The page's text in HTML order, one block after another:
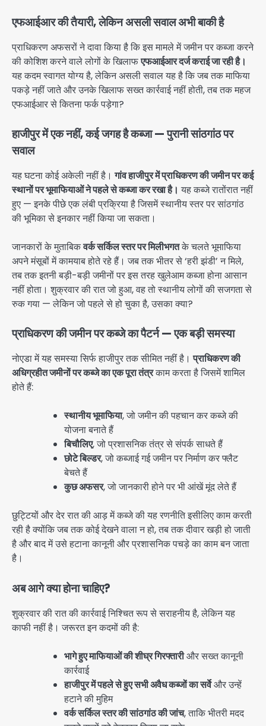
एफआईआर की तैयारी, लेकिन असली सवाल अभी बाकी है
प्राधिकरण अफसरों ने दावा किया है कि इस मामले में जमीन पर कब्जा करने
की कोशिश करने वाले लोगों के खिलाफएफआईआर दर्ज कराई जा रही है।
यह कदम स्वागत योग्य है, लेकिन असली सवाल यह है कि जब तक माफिया
पकड़े नहीं जाते और उनके खिलाफ सख्त कार्रवाई नहीं होती, तब तक महज
एफआईआर से कितना फर्क पड़ेगा?
हाजीपुर में एक नहीं, कई जगह है कब्जा — पुरानी सांठगांठ पर
सवाल
यह घटना कोई अकेली नहीं है।गांव हाजीपुर में प्राधिकरण की जमीन पर कई
स्थानों पर भूमाफियाओं ने पहले से कब्जा कर रखा है। यह कब्जे रातोंरात नहीं
हुए — इनके पीछे एक लंबी प्रक्रिया है जिसमें स्थानीय स्तर पर सांठगांठ
की भूमिका से इनकार नहीं किया जा सकता।
जानकारों के मुताबिकवर्क सर्किल स्तर पर मिलीभगतके चलते भूमाफिया
अपने मंसूबों में कामयाब होते रहे हैं। जब तक भीतर से ‘हरी झंडी’ न मिले,
तब तक इतनी बड़ी-बड़ी जमीनों पर इस तरह खुलेआम कब्जा होना आसान
नहीं होता। शुक्रवार की रात जो हुआ, वह तो स्थानीय लोगों की सजगता से
रुक गया — लेकिन जो पहले से हो चुका है, उसका क्या?
प्राधिकरण की जमीन पर कब्जे का पैटर्न — एक बड़ी समस्या
नोएडा में यह समस्या सिर्फ हाजीपुर तक सीमित नहीं है।प्राधिकरण की
अधिग्रहीत जमीनों पर कब्जे का एक पूरा तंत्रकाम करता है जिसमें शामिल
होते हैं:
स्थानीय भूमाफिया, जो जमीन की पहचान कर कब्जे की
योजना बनाते हैं
बिचौलिए, जो प्रशासनिक तंत्र से संपर्क साधते हैं
छोटे बिल्डर, जो कब्जाई गई जमीन पर निर्माण कर फ्लैट
बेचते हैं
कुछ अफसर, जो जानकारी होने पर भी आंखें मूंद लेते हैं
छुट्टियों और देर रात की आड़ में कब्जे की यह रणनीति इसीलिए काम करती
रही है क्योंकि जब तक कोई देखने वाला न हो, तब तक दीवार खड़ी हो जाती
है और बाद में उसे हटाना कानूनी और प्रशासनिक पचड़े का काम बन जाता
है।
अब आगे क्या होना चाहिए?
शुक्रवार की रात की कार्रवाई निश्चित रूप से सराहनीय है, लेकिन यह
काफी नहीं है। जरूरत इन कदमों की है:
भागे हुए माफियाओं की शीघ्र गिरफ्तारीऔर सख्त कानूनी
कार्रवाई
हाजीपुर में पहले से हुए सभी अवैध कब्जों का सर्वेऔर उन्हें
हटाने की मुहिम
वर्क सर्किल स्तर की सांठगांठ की जांच, ताकि भीतरी मदद